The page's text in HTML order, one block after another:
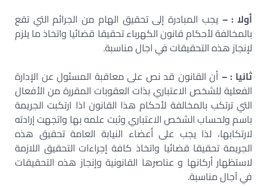
أولا : – يجب المبادرة إلى تحقيق الهام من الجرائم التي تقع
بالمخالفة لأحكام قانون الكهرباء تحقيقا قضائيا واتخاذ ما يلزم
لإنجاز هذه التحقيقات في اجال مناسبة.
ثانيا : – أن القانون قد نص على معاقبة المسئول عن الإدارة
الفعلية للشخص الاعتباري بذات العقوبات المقررة من الأفعال
التي ترتكب بالمخالفة لأحكام هذا القانون اذا ارتكبت الجريمة
باسم ولحساب الشخص الاعتباري وثبت علمه بها واتجهت إرادته
لارتكابها، لذا يجب على أعضاء النيابة العامة تحقيق هذه
الجريمة تحقيقا قضائيا واتخاذ كافة إجراءات التحقيق اللازمة
لاستظهار أركانها و عناصرها القانونية وإنجاز هذه التحقيقات
في آجال مناسبة.